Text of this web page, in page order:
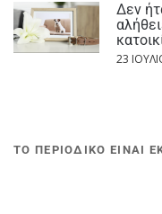
Δεν
23
ΤΟ ΠΕΡΙΟΔΙΚΟ ΕΙΝΑΙ